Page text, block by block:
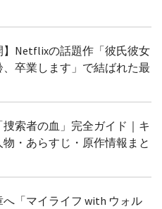
】Netflixの話題作「彼氏彼女
卒業します」で結ばれた最
索者の血」完全ガイド｜キ
・あらすじ・原作情報まと
「マイライフ with ウォル